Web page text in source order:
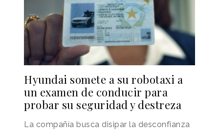
Hyundai somete a su robotaxi a
un examen de conducir para
probar su seguridad y destreza
La compañía busca disipar la desconfianza